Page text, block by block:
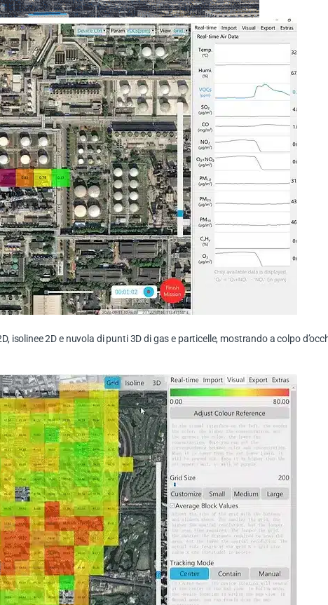
isolinee 2D e nuvola di punti 3D di gas e particelle, mostrando a colpo